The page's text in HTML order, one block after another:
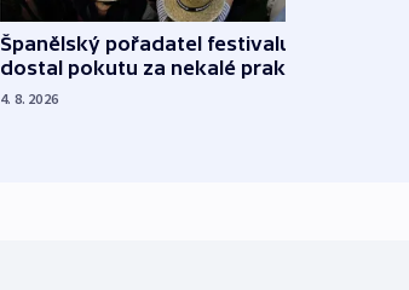
Španělský pořadatel festivalu
dostal pokutu za nekalé praktiky
4. 8. 2026